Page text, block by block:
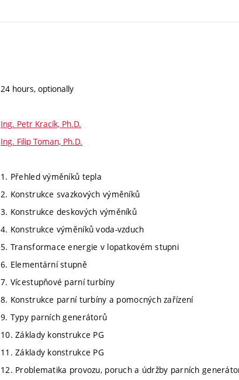
24 hours, optionally
Ing. Petr Kracík, Ph.D.
Ing. Filip Toman, Ph.D.
1. Přehled výměníků tepla
2. Konstrukce svazkových výměníků
3. Konstrukce deskových výměníků
4. Konstrukce výměníků voda-vzduch
5. Transformace energie v lopatkovém stupni
6. Elementární stupně
7. Vícestupňové parní turbíny
8. Konstrukce parní turbíny a pomocných zařízení
9. Typy parních generátorů
10. Základy konstrukce PG
11. Základy konstrukce PG
12. Problematika provozu, poruch a údržby parních